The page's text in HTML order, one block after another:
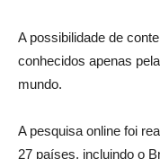
A possibilidade de
conhecidos apenas
mundo.
A pesquisa online foi
27 países, incluindo o